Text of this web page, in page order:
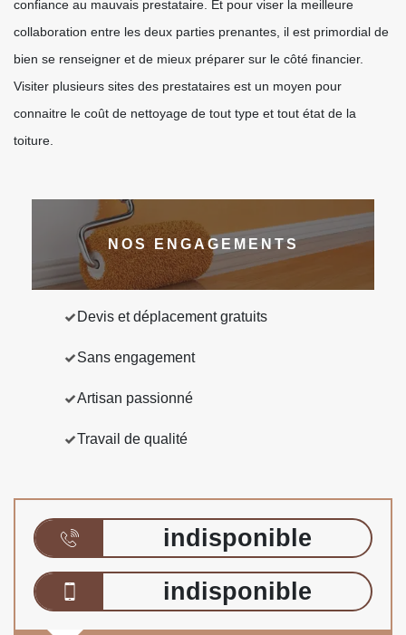
confiance au mauvais prestataire. Et pour viser la meilleure
collaboration entre les deux parties prenantes, il est primordial de
bien se renseigner et de mieux préparer sur le côté financier.
Visiter plusieurs sites des prestataires est un moyen pour
connaitre le coût de nettoyage de tout type et tout état de la
toiture.
NOS ENGAGEMENTS
Devis et déplacement gratuits
Sans engagement
Artisan passionné
Travail de qualité
indisponible
indisponible